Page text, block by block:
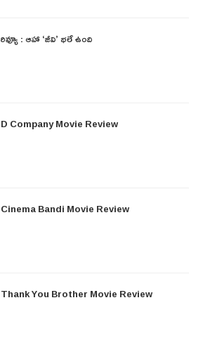
రివ్యూ : ఆహా ‘జీవి’ భలే ఉంది
D Company Movie Review
Cinema Bandi Movie Review
Thank You Brother Movie Review